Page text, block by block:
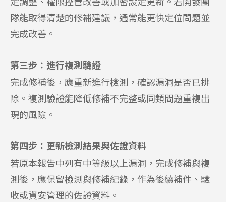
隊能取得清楚的修補建議，通常能更快定位問題並
完成改善。
第三步：進行複測驗證
完成修補後，應重新進行檢測，確認漏洞是否已排
除。複測驗證能降低修補不完整或同類問題重複出
現的風險。
第四步：更新檢測結果與佐證資料
若原本報告中列有中等級以上漏洞，完成修補與複
測後，應保留檢測與修補紀錄，作為後續補件、驗
收或資安管理的佐證資料。